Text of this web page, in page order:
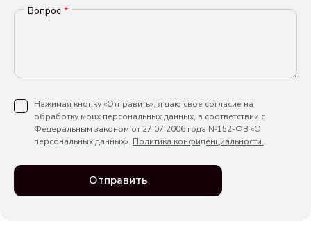
Вопрос *
Нажимая кнопку «Отправить», я даю свое согласие на
обработку моих персональных данных, в соответствии с
Федеральным законом от 27.07.2006 года №152-ФЗ «О
персональных данных». Политика конфиденциальности.
Отправить